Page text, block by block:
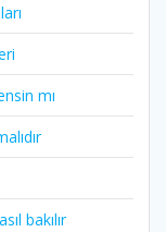
mı
bakılır